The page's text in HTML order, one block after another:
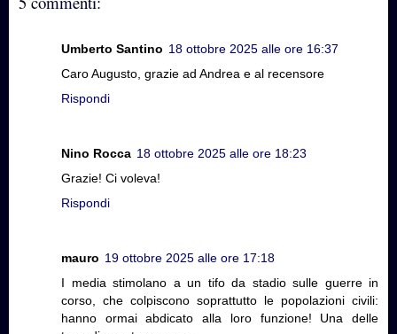
Umberto Santino 18 ottobre 2025 alle ore 16:37
Caro Augusto, grazie ad Andrea e al recensore
Rispondi
Nino Rocca 18 ottobre 2025 alle ore 18:23
Grazie! Ci voleva!
Rispondi
mauro 19 ottobre 2025 alle ore 17:18
I media stimolano a un tifo da stadio sulle guerre in
corso, che colpiscono soprattutto le popolazioni civili:
hanno ormai abdicato alla loro funzione! Una delle